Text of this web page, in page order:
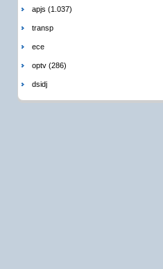
apjs (1.037)
transp
ece
optv (286)
dsidj